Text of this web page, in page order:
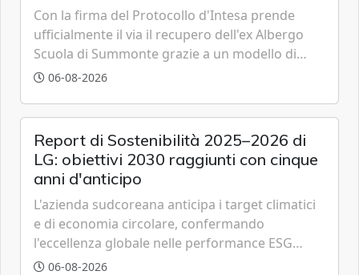
Con la firma del Protocollo d'Intesa prende
ufficialmente il via il recupero dell'ex Albergo
Scuola di Summonte grazie a un modello di
partenariato pubblico-privato e a una rete di
06-08-2026
Report di Sostenibilità 2025–2026 di
LG: obiettivi 2030 raggiunti con cinque
anni d'anticipo
L'azienda sudcoreana anticipa i target climatici
e di economia circolare, confermando
l'eccellenza globale nelle performance ESG
grazie a innovazione, accessibilità e governance
06-08-2026